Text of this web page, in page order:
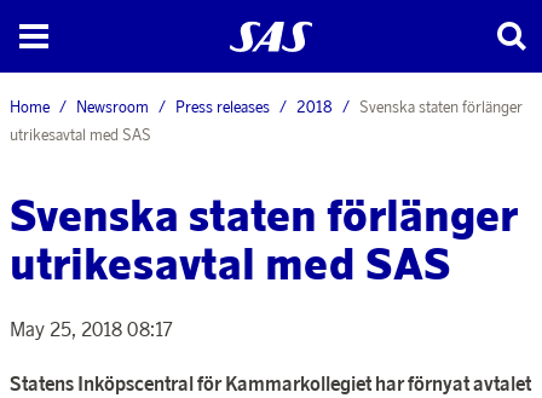
Home Newsroom Press releases 2018
Svenska staten förlänger
utrikesavtal med SAS
Svenska staten förlänger
utrikesavtal med SAS
May 25, 2018 08:17
Statens Inköpscentral för Kammarkollegiet har förnyat avtalet